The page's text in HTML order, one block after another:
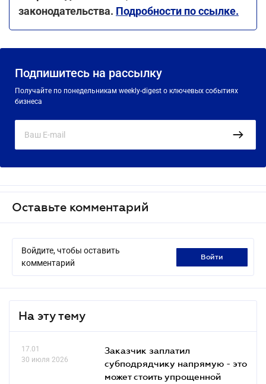
законодательства. Подробности по ссылке.
Подпишитесь на рассылку
Получайте по понедельникам weekly-digest о ключевых событиях
бизнеса
Оставьте комментарий
Войдите, чтобы оставить
комментарий
войти
На эту тему
17.01
30 июля 2026
Заказчик заплатил
субподрядчику напрямую - это
может стоить упрощенной